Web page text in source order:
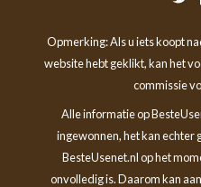
Opmerking: Als u iets koopt
website hebt geklikt, kan het
commissie
Alle informatie op
ingewonnen, het kan echter
BesteUsenet.nl op het
onvolledig is. Daarom kan